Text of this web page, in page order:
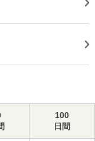
100
日間